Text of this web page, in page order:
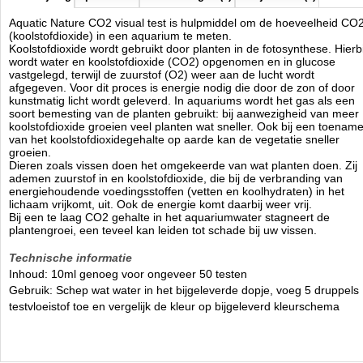
Aquatic Nature CO2 visual test is hulpmiddel om de hoeveelheid
(koolstofdioxide) in een aquarium te meten.
Koolstofdioxide wordt gebruikt door planten in de fotosynthese.
wordt water en koolstofdioxide (CO2) opgenomen en in glucose
vastgelegd, terwijl de zuurstof (O2) weer aan de lucht wordt
afgegeven. Voor dit proces is energie nodig die door de zon of door
kunstmatig licht wordt geleverd. In aquariums wordt het gas als een
soort bemesting van de planten gebruikt: bij aanwezigheid van meer
koolstofdioxide groeien veel planten wat sneller. Ook bij een toename
van het koolstofdioxidegehalte op aarde kan de vegetatie sneller
groeien.
Dieren zoals vissen doen het omgekeerde van wat planten doen. Zij
ademen zuurstof in en koolstofdioxide, die bij de verbranding van
energiehoudende voedingsstoffen (vetten en koolhydraten) in het
lichaam vrijkomt, uit. Ook de energie komt daarbij weer vrij.
Bij een te laag CO2 gehalte in het aquariumwater stagneert de
plantengroei, een teveel kan leiden tot schade bij uw vissen.
Technische informatie
Inhoud: 10ml genoeg voor ongeveer 50 testen
Gebruik: Schep wat water in het bijgeleverde dopje, voeg 5 druppels
testvloeistof toe en vergelijk de kleur op bijgeleverd kleurschema